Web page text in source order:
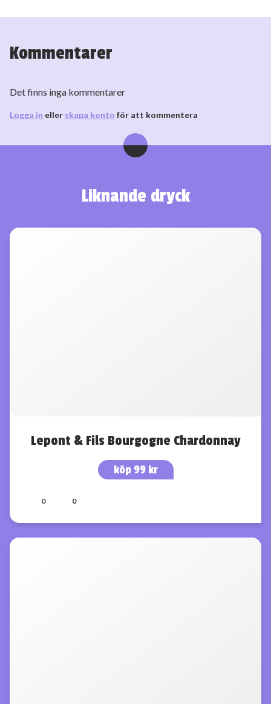
Kommentarer
Det finns inga kommentarer
Logga in eller skapa konto för att kommentera
Liknande dryck
Lepont & Fils Bourgogne Chardonnay
köp 99 kr
0 0